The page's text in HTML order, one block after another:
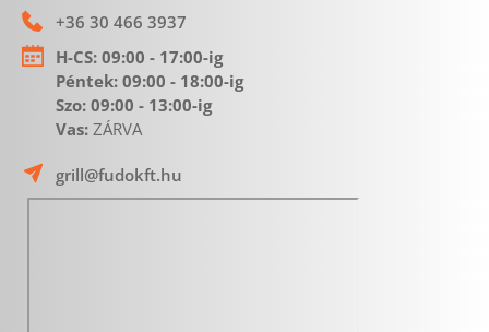
+36 30 466 3937
H-CS: 09:00 - 17:00-ig
Péntek: 09:00 - 18:00-ig
Szo: 09:00 - 13:00-ig
Vas: ZÁRVA
grill@fudokft.hu